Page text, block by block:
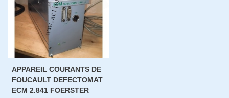
APPAREIL COURANTS DE
FOUCAULT DEFECTOMAT
ECM 2.841 FOERSTER